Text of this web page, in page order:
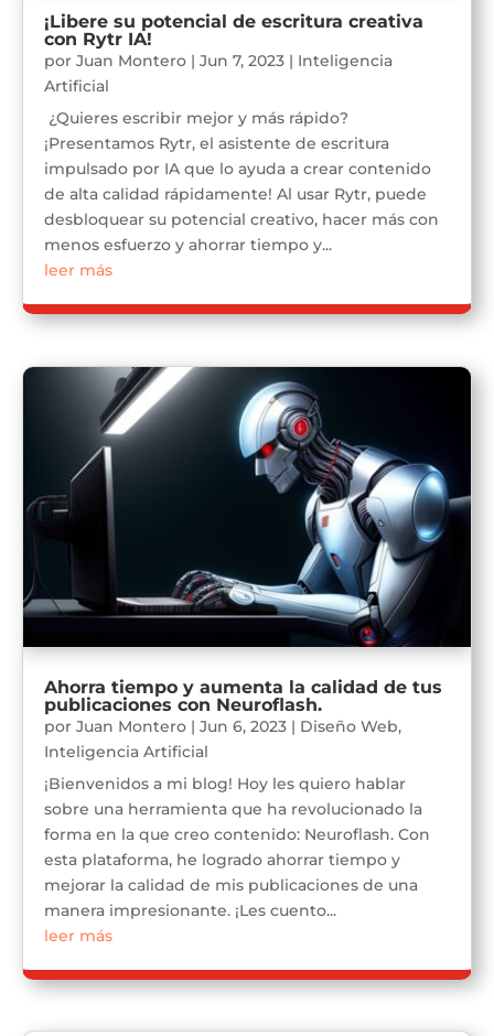
¡Libere su potencial de escritura creativa
con Rytr IA!
porJuan Montero |Jun 7, 2023 | Inteligencia
Artificial
¿Quieres escribir mejor y más rápido?
¡Presentamos Rytr, el asistente de escritura
impulsado por IA que lo ayuda a crear contenido
de alta calidad rápidamente! Al usar Rytr, puede
desbloquear su potencial creativo, hacer más con
menos esfuerzo y ahorrar tiempo y...
leer más
Ahorra tiempo y aumenta la calidad de tus
publicaciones con Neuroflash.
porJuan Montero |Jun 6, 2023 | Diseño Web,
Inteligencia Artificial
¡Bienvenidos a mi blog! Hoy les quiero hablar
sobre una herramienta que ha revolucionado la
forma en la que creo contenido: Neuroflash. Con
esta plataforma, he logrado ahorrar tiempo y
mejorar la calidad de mis publicaciones de una
manera impresionante. ¡Les cuento...
leer más